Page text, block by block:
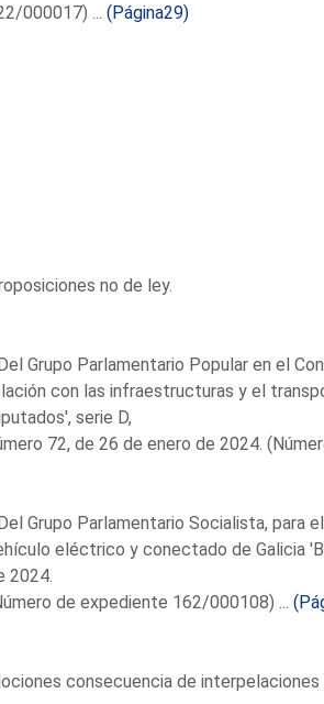
000017) ... (Página29)
no de ley.
Grupo Parlamentario Popular en el
con las infraestructuras y el
serie D,
72, de 26 de enero de 2024.
Grupo Parlamentario Socialista, para
eléctrico y conectado de Galicia
2024.
de expediente 162/000108) ...
consecuencia de interpelaciones